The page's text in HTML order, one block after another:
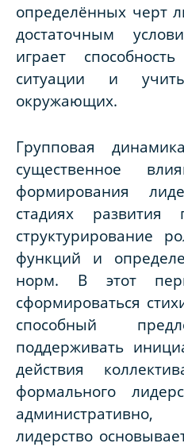
определённых черт
достаточным
играет
ситуации и
окружающих.
Групповая
существенное
формирования
стадиях развития
структурирование
функций и
норм. В этот
сформироваться
способный
поддерживать
действия
формального
лидерство